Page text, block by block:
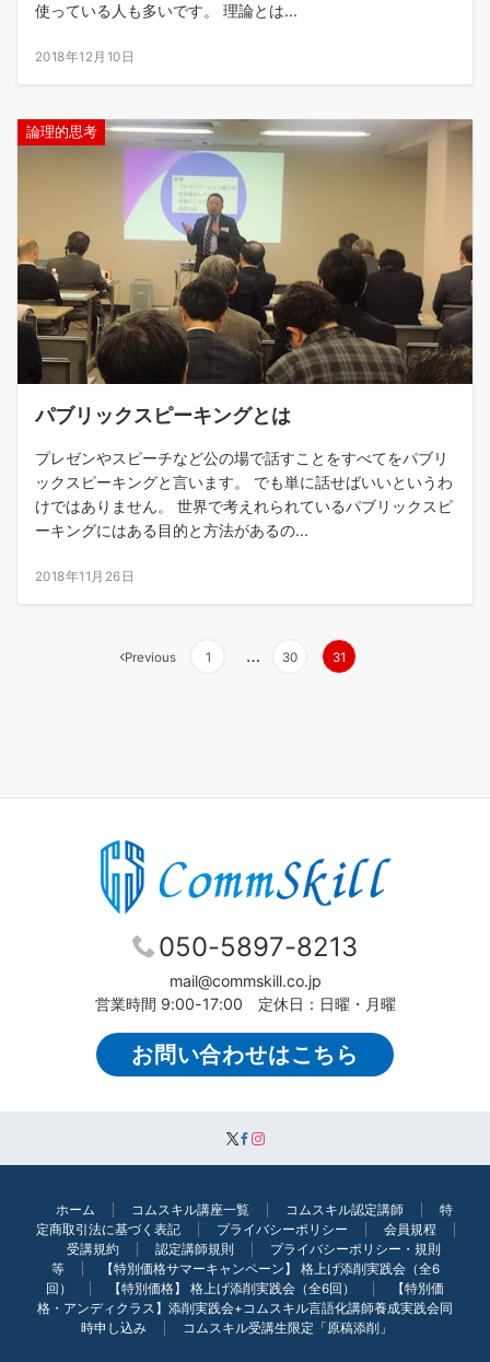
使っている人も多いです。 理論とは...
2018年12月10日
論理的思考
パブリックスピーキングとは
プレゼンやスピーチなど公の場で話すことをすべてをパブリ
ックスピーキングと言います。 でも単に話せばいいというわ
けではありません。 世界で考えれられているパブリックスピ
ーキングにはある目的と方法があるの...
2018年11月26日
Previous 1 … 30 31
050-5897-8213
mail@commskill.co.jp
営業時間 9:00-17:00 定休日：日曜・月曜
お問い合わせはこちら
ホーム コムスキル講座一覧 コムスキル認定講師
特
定商取引法に基づく表記
プライバシーポリシー
会員規程
受講規約
認定講師規則
プライバシーポリシー・規則
等
【特別価格サマーキャンペーン】 格上げ添削実践会（全6
回）
【特別価格】 格上げ添削実践会（全6回）
【特別価
格・アンディクラス】添削実践会+コムスキル言語化講師養成実践会同
時申し込み
コムスキル受講生限定「原稿添削」